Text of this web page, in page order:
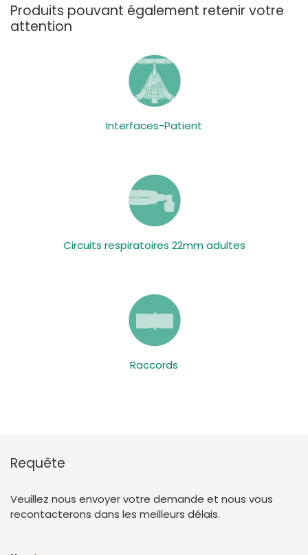
Produits pouvant également retenir votre
attention
Interfaces-Patient
Circuits respiratoires 22mm adultes
Raccords
Requête
Veuillez nous envoyer votre demande et nous vous
recontacterons dans les meilleurs délais.